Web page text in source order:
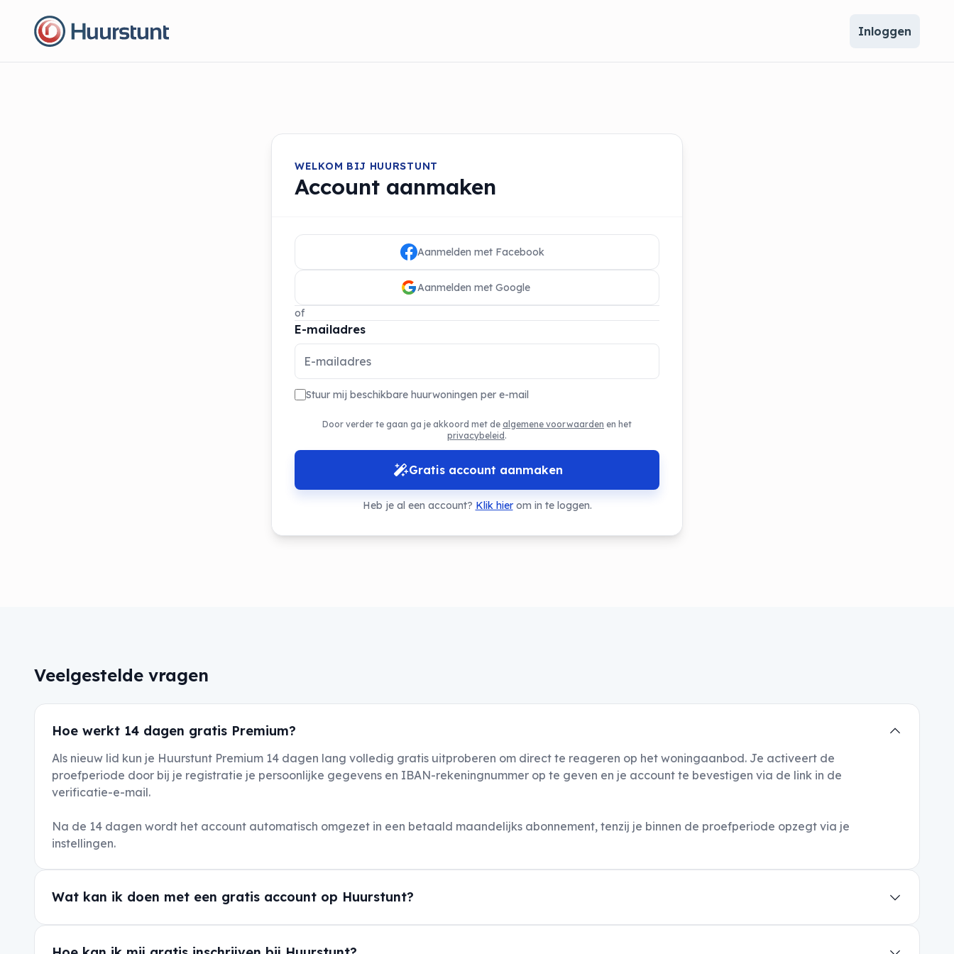
Inloggen
WELKOM BIJ HUURSTUNT
Account aanmaken
Aanmelden met Facebook
Aanmelden met Google
of
E-mailadres
Stuur mij beschikbare huurwoningen per e-mail
Door verder te gaan ga je akkoord met de algemene voorwaarden en het
privacybeleid .
Gratis account aanmaken
Heb je al een account? Klik hierom in te loggen.
Veelgestelde vragen
Hoe werkt 14 dagen gratis Premium?
Als nieuw lid kun je Huurstunt Premium 14 dagen lang volledig gratis uitproberen om direct te reageren op het woningaanbod. Je activeert de
proefperiode door bij je registratie je persoonlijke gegevens en IBAN-rekeningnummer op te geven en je account te bevestigen via de link in de
verificatie-e-mail.
Na de 14 dagen wordt het account automatisch omgezet in een betaald maandelijks abonnement, tenzij je binnen de proefperiode opzegt via je
instellingen.
Wat kan ik doen met een gratis account op Huurstunt?